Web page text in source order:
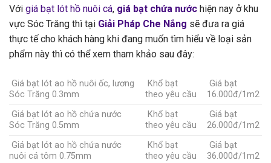
Với giá bạt lót hồ nuôi cá, giá bạt chứa nước hiện nay ở khu
vực Sóc Trăng thì tại Giải Pháp Che Nắng sẽ đưa ra giá
thực tế cho khách hàng khi đang muốn tìm hiểu về loại sản
phẩm này thì có thể xem tham khảo sau đây:
Giá bạt lót ao hồ nuôi ốc, lương
Sóc Trăng 0.3mm
Khổ bạt
theo yêu cầu
Giá bạt
16.000đ/1m2
Giá bạt lót ao hồ chứa nước
Sóc Trăng 0.5mm
Khổ bạt
theo yêu cầu
Giá bạt
26.000đ/1m2
Giá bạt lót ao hồ chứa nước
nuôi cá tôm 0.75mm
Khổ bạt
theo yêu cầu
Giá bạt
36.000đ/1m2